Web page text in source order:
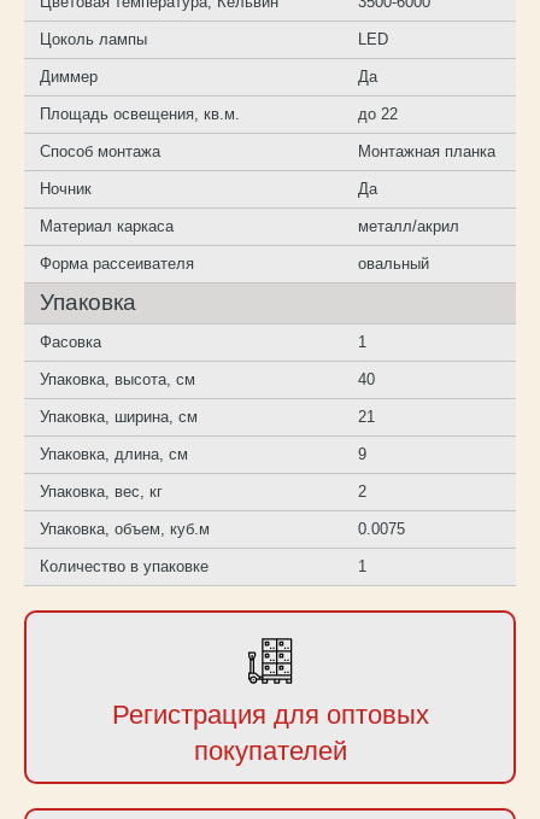
Цоколь лампы LED
Диммер Да
Площадь освещения, кв.м. до 22
Способ монтажа Монтажная планка
Ночник Да
Материал каркаса металл/акрил
Форма рассеивателя овальный
Упаковка
Фасовка 1
Упаковка, высота, см 40
Упаковка, ширина, см 21
Упаковка, длина, см 9
Упаковка, вес, кг 2
Упаковка, объем, куб.м 0.0075
Количество в упаковке 1
Регистрация для оптовых
покупателей